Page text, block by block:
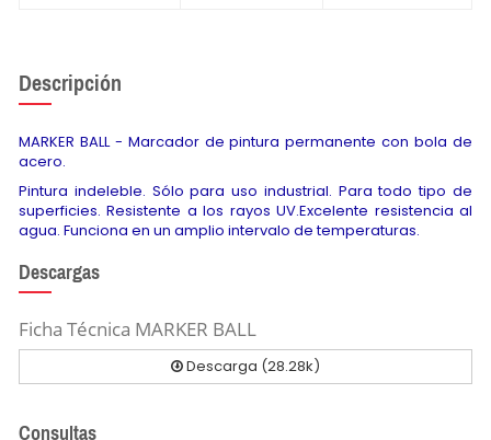
Descripción
MARKER BALL - Marcador de pintura permanente con bola de
acero.
Pintura indeleble. Sólo para uso industrial. Para todo tipo de
superficies. Resistente a los rayos UV.Excelente resistencia al
agua. Funciona en un amplio intervalo de temperaturas.
Descargas
Ficha Técnica MARKER BALL
Descarga (28.28k)
Consultas